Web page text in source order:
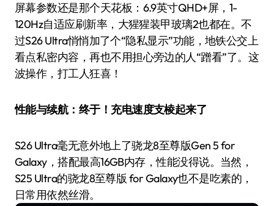
屏幕参数还是那个天花板：6.9英寸QHD+屏，1-
120Hz自适应刷新率，大猩猩装甲玻璃2也都在。不
过S26 Ultra悄悄加了个“隐私显示”功能，地铁公交上
看点私密内容，再也不用担心旁边的人“蹭看”了。这
波操作，打工人狂喜！
性能与续航：终于！充电速度支棱起来了
S26 Ultra毫无意外地上了骁龙8至尊版Gen 5 for
Galaxy，搭配最高16GB内存，性能没得说。当然，
S25 Ultra的骁龙8至尊版 for Galaxy也不是吃素的，
日常用依然丝滑。